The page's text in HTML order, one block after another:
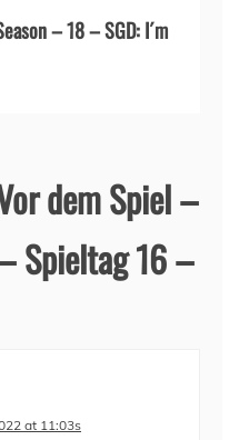
– 18 – SGD: I´m
dem Spiel –
Spieltag 16 –
at 11:03s